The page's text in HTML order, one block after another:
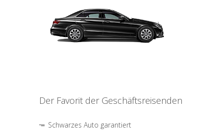
Der Favorit der Geschäftsreisenden
Schwarzes Auto garantiert